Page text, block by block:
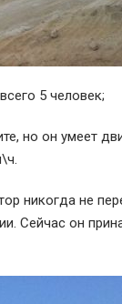
5 человек;
но он умеет
никогда не
Сейчас он